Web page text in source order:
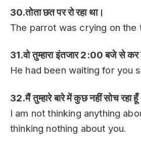
30.तोता छत पर रो रहा था।
The parrot was crying on the
31.वो तुम्हारा इंतजार 2:00 बजे से कर
He had been waiting for you
32.मैं तुम्हारे बारे में कुछ नहीं सोच रहा
I am not thinking anything
thinking nothing about you.